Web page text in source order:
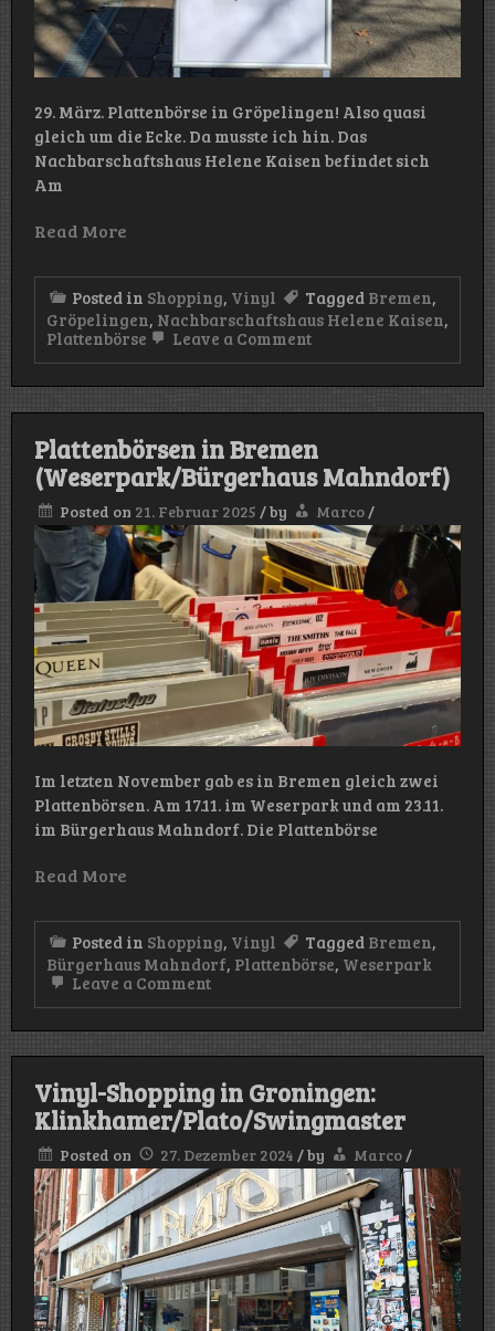
29. März. Plattenbörse in Gröpelingen! Also quasi
gleich um die Ecke. Da musste ich hin. Das
Nachbarschaftshaus Helene Kaisen befindet sich
Am
Read More
Posted in Shopping, Vinyl Tagged Bremen,
Gröpelingen, Nachbarschaftshaus Helene Kaisen,
Plattenbörse
Leave a Commenton
Bremen
(Nachbarschaftshaus
Kaisen)
Plattenbörsen in Bremen
(Weserpark/Bürgerhaus Mahndorf)
Posted on 21. Februar 2025 /by Marco /
Im letzten November gab es in Bremen gleich zwei
Plattenbörsen. Am 17.11. im Weserpark und am 23.11.
im Bürgerhaus Mahndorf. Die Plattenbörse
Read More
Posted in Shopping, Vinyl Tagged Bremen,
Bürgerhaus Mahndorf, Plattenbörse, Weserpark
Leave a Commenton
Bremen
(Weserpark/Bürgerhaus
Vinyl-Shopping in Groningen:
Klinkhamer/Plato/Swingmaster
Posted on 27. Dezember 2024 /by Marco/